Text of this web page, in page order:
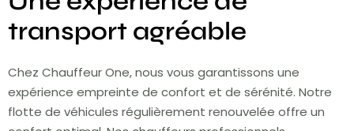
transport agréable
Chez Chauffeur One, nous vous garantissons une
expérience empreinte de confort et de sérénité. Notre
flotte de véhicules régulièrement renouvelée offre un